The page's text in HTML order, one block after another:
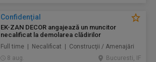
Confidenţial
EK-ZAN DECOR angajează un muncitor
necalificat la demolarea clădirilor
Full time | Necalificat | Construcţii / Amenajări
8 aug.
Bucuresti, IF